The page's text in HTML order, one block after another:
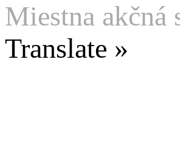
Miestna akčná
Translate »